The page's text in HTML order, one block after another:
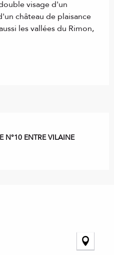
visage d'un
château de plaisance
les vallées du Rimon,
N°10 ENTRE VILAINE